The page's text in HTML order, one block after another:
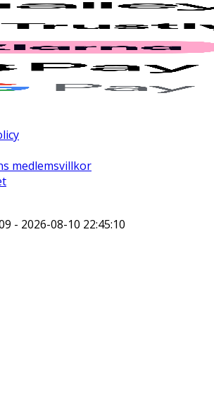
medlemsvillkor
- 2026-08-10 22:45:10